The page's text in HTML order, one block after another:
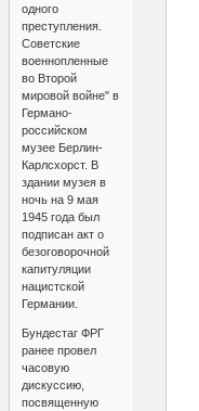
одного
преступления.
Советские
военнопленные
во Второй
мировой войне" в
Германо-
российском
музее Берлин-
Карлсхорст. В
здании музея в
ночь на 9 мая
1945 года был
подписан акт о
безоговорочной
капитуляции
нацистской
Германии.
Бундестаг ФРГ
ранее провел
часовую
дискуссию,
посвященную